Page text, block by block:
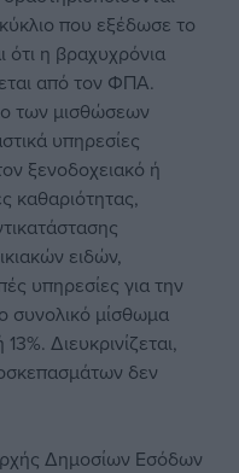
που εξέδωσε το
ότι η βραχυχρόνια
από τον ΦΠΑ.
των μισθώσεων
υπηρεσίες
ξενοδοχειακό ή
καθαριότητας,
ειδών,
υπηρεσίες για την
συνολικό μίσθωμα
Διευκρινίζεται,
δεν
Δημοσίων Εσόδων